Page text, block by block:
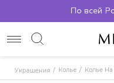
По всей
Украшения Колье Колье